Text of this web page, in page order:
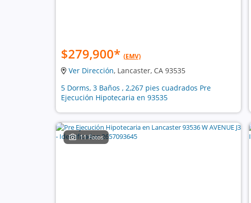
$279,900* (EMV)
Ver Dirección, Lancaster, CA 93535
5 Dorms, 3 Baños , 2,267 pies cuadrados Pre
Ejecución Hipotecaria en 93535
11 Fotos